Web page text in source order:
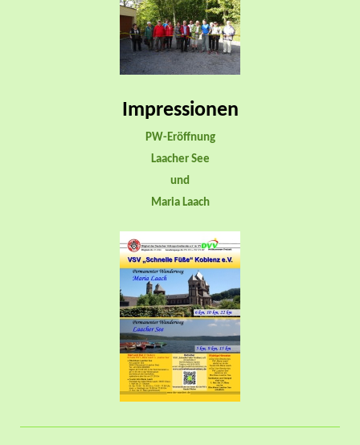
Impressionen
PW-Eröffnung
Laacher See
und
Maria Laach